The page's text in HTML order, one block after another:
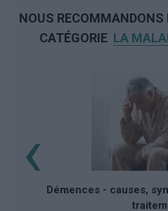
NOUS
CATÉGORIE LA
Démences - causes,
‹